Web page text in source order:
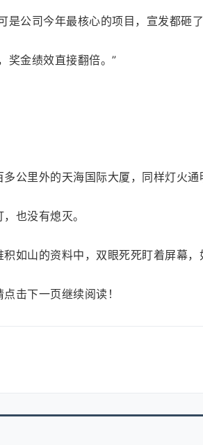
是公司今年最核心的项目，宣发都砸
奖金绩效直接翻倍。”
公里外的天海国际大厦，同样灯火通
也没有熄灭。
积如山的资料中，双眼死死盯着屏幕，
击下一页继续阅读！